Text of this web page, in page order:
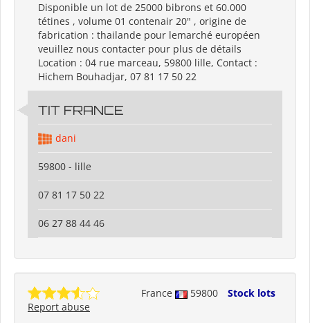
Disponible un lot de 25000 bibrons et 60.000
tétines , volume 01 contenair 20" , origine de
fabrication : thailande pour lemarché européen
veuillez nous contacter pour plus de détails
Location : 04 rue marceau, 59800 lille, Contact :
Hichem Bouhadjar, 07 81 17 50 22
TIT FRANCE
dani
59800 - lille
07 81 17 50 22
06 27 88 44 46
France 59800
Stock lots
Report abuse